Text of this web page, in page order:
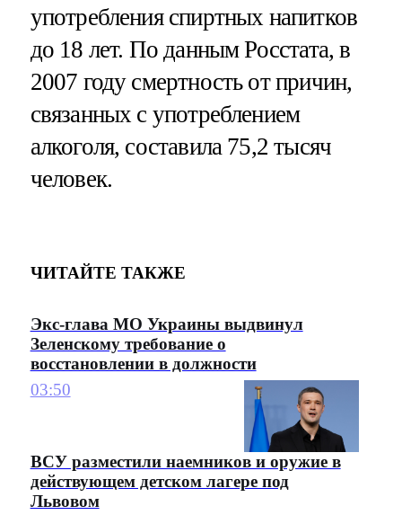
употребления спиртных напитков
до 18 лет. По данным Росстата, в
2007 году смертность от причин,
связанных с употреблением
алкоголя, составила 75,2 тысяч
человек.
ЧИТАЙТЕ ТАКЖЕ
Экс-глава МО Украины выдвинул
Зеленскому требование о
восстановлении в должности
03:50
ВСУ разместили наемников и оружие в
действующем детском лагере под
Львовом